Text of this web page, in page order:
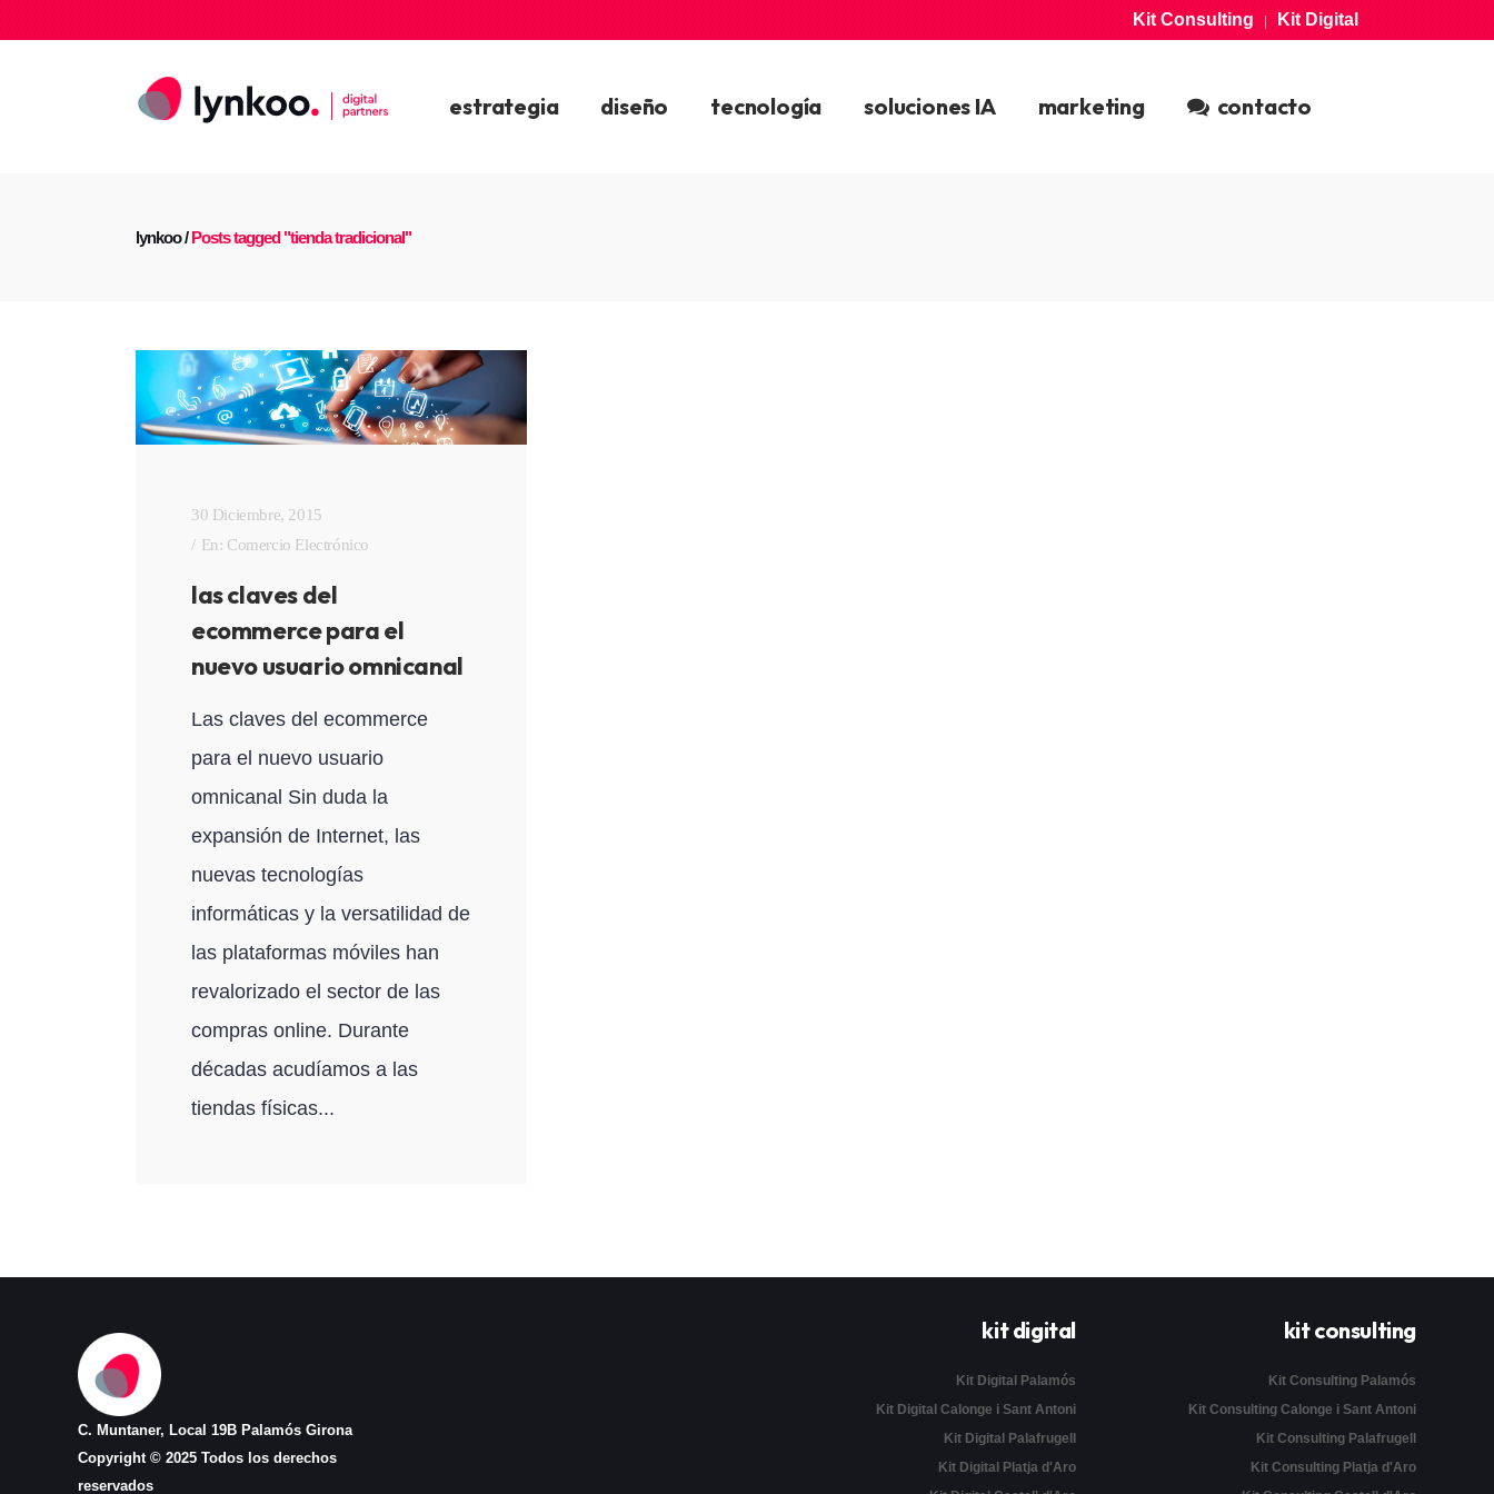
Kit Consulting|Kit Digital
estrategia diseño tecnología soluciones IA marketing contacto
lynkoo/Posts tagged "tienda tradicional"
30 Diciembre, 2015
En: Comercio Electrónico
las claves del
ecommerce para el
nuevo usuario omnicanal
Las claves del ecommerce
para el nuevo usuario
omnicanal Sin duda la
expansión de Internet, las
nuevas tecnologías
informáticas y la versatilidad de
las plataformas móviles han
revalorizado el sector de las
compras online. Durante
décadas acudíamos a las
tiendas físicas...
C. Muntaner, Local 19B Palamós Girona
Copyright © 2025 Todos los derechos
reservados
kit digital
Kit Digital Palamós
Kit Digital Calonge i Sant Antoni
Kit Digital Palafrugell
Kit Digital Platja d'Aro
kit consulting
Kit Consulting Palamós
Kit Consulting Calonge i Sant Antoni
Kit Consulting Palafrugell
Kit Consulting Platja d'Aro